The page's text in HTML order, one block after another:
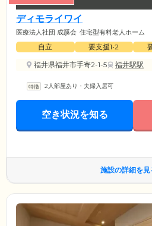
ディモライワイ
医療法人社団 成蹊会 住宅型有料老人ホーム
自立 要支援1•2
福井県福井市手寄2-1-5
福井駅駅
2人部屋あり・夫婦入居可
空き状況を知る
施設の詳細を見